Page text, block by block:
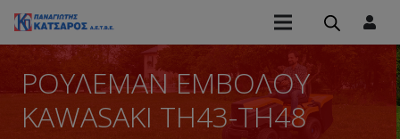
ΡΟΥΛΕΜΑΝ ΕΜΒΟΛΟΥ
KAWASAKI TH43-TH48